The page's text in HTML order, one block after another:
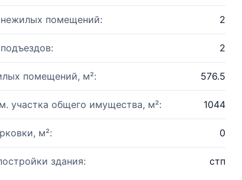
нежилых помещений: 2
2
помещений, м²: 576.5
участка общего имущества, м²: 1044
м²: 0
здания: стп